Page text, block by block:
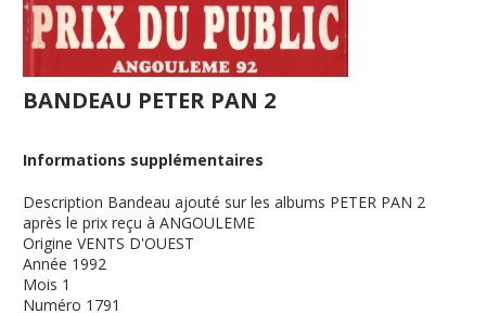
BANDEAU PETER PAN 2
Informations supplémentaires
Description Bandeau ajouté sur les albums PETER PAN 2
après le prix reçu à ANGOULEME
Origine VENTS D'OUEST
Année 1992
Mois 1
Numéro 1791